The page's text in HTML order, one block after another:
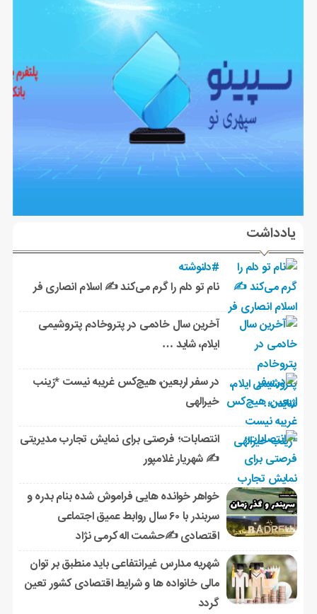
یادداشت
#دلنوشته
نام تو دلم را گرم می‌کند ✍️ اسلام انصاری فر
آخرین سال خادمی در پتروخادم پتروشیمی
ایلام، شاید …
در سفر اربعین، هیچ‌کس غریبه نیست *زینب
خیرالهی
انتصابات؛ فرصتی برای نمایش تجارب مدیریتی
✍ شهریار غلامپور
خواهر خوانده هایی فراموش شده بنام بدره و
سربندر با ۶۰ سال روابط عمیق اجتماعی
اقتصادی ✍حشمت اله کرمی نژاد
شهریه مدارس غیرانتفاعی باید منطبق بر توان
مالی خانواده ها و شرایط اقتصادی کشور تعین
گردد